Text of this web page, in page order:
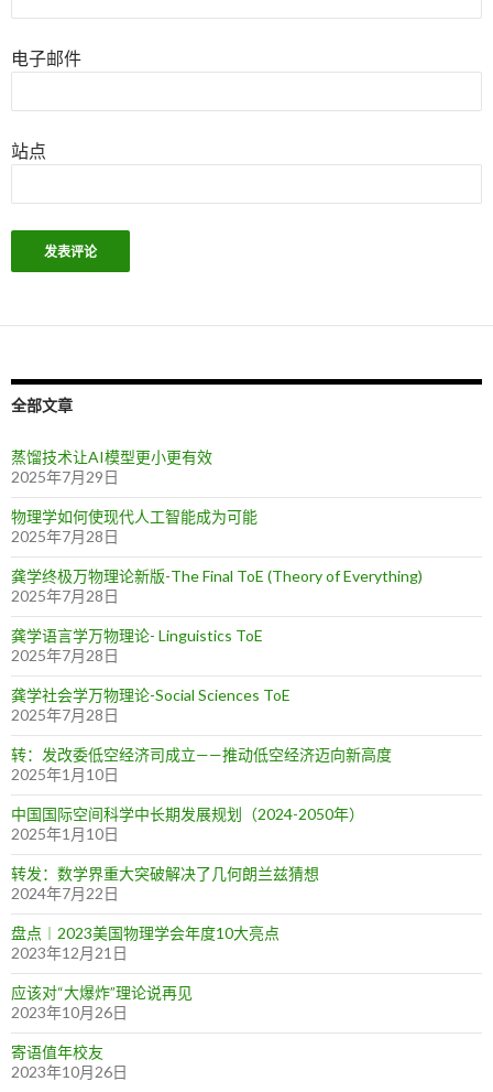
电子邮件
站点
全部文章
蒸馏技术让AI模型更小更有效
2025年7月29日
物理学如何使现代人工智能成为可能
2025年7月28日
龚学终极万物理论新版-The Final ToE (Theory of Everything)
2025年7月28日
龚学语言学万物理论- Linguistics ToE
2025年7月28日
龚学社会学万物理论-Social Sciences ToE
2025年7月28日
转：发改委低空经济司成立——推动低空经济迈向新高度
2025年1月10日
中国国际空间科学中长期发展规划（2024-2050年）
2025年1月10日
转发：数学界重大突破解决了几何朗兰兹猜想
2024年7月22日
盘点︱2023美国物理学会年度10大亮点
2023年12月21日
应该对“大爆炸”理论说再见
2023年10月26日
寄语值年校友
2023年10月26日